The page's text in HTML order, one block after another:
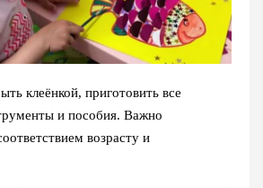
клеёнкой, приготовить все
и пособия. Важно
возрасту и